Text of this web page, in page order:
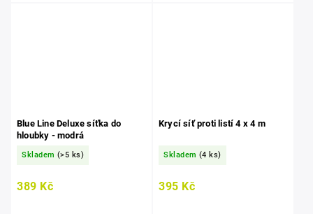
Blue Line Deluxe síťka do
hloubky - modrá
Skladem (>5 ks)
389 Kč
Krycí síť proti listí 4 x 4 m
Skladem (4 ks)
395 Kč